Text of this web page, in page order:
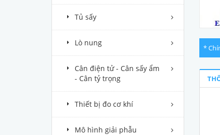
Tủ sấy
Lò nung
Cân điện tử - Cân sấy ẩm
- Cân tỷ trọng
Thiết bị đo cơ khí
Mô hình giải phẫu
*